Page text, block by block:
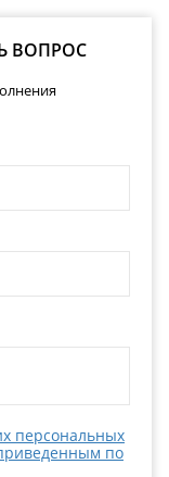
ВОПРОС
персональных
по